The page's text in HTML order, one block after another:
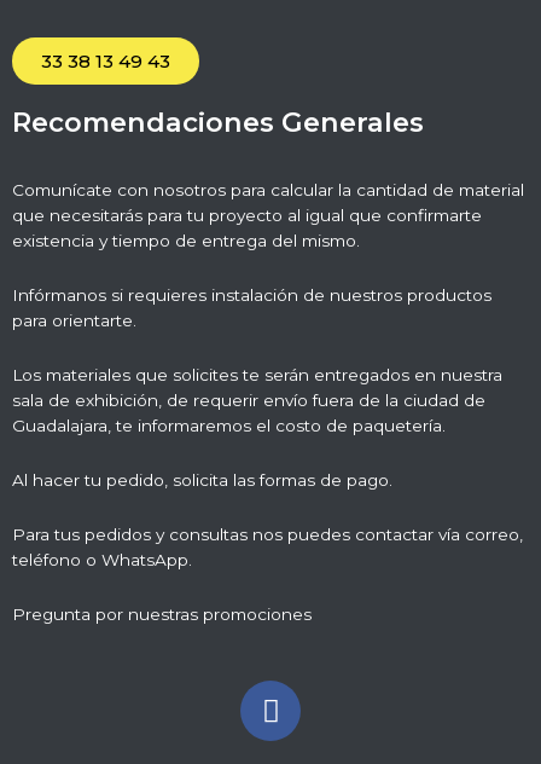
33 38 13 49 43
Recomendaciones Generales
Comunícate con nosotros para calcular la cantidad de material
que necesitarás para tu proyecto al igual que confirmarte
existencia y tiempo de entrega del mismo.
Infórmanos si requieres instalación de nuestros productos
para orientarte.
Los materiales que solicites te serán entregados en nuestra
sala de exhibición, de requerir envío fuera de la ciudad de
Guadalajara, te informaremos el costo de paquetería.
Al hacer tu pedido, solicita las formas de pago.
Para tus pedidos y consultas nos puedes contactar vía correo,
teléfono o WhatsApp.
Pregunta por nuestras promociones